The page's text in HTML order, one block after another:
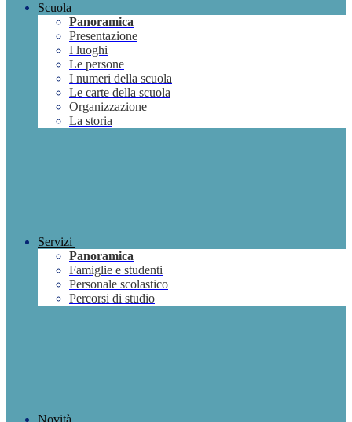
Scuola
Panoramica
Presentazione
I luoghi
Le persone
I numeri della scuola
Le carte della scuola
Organizzazione
La storia
Servizi
Panoramica
Famiglie e studenti
Personale scolastico
Percorsi di studio